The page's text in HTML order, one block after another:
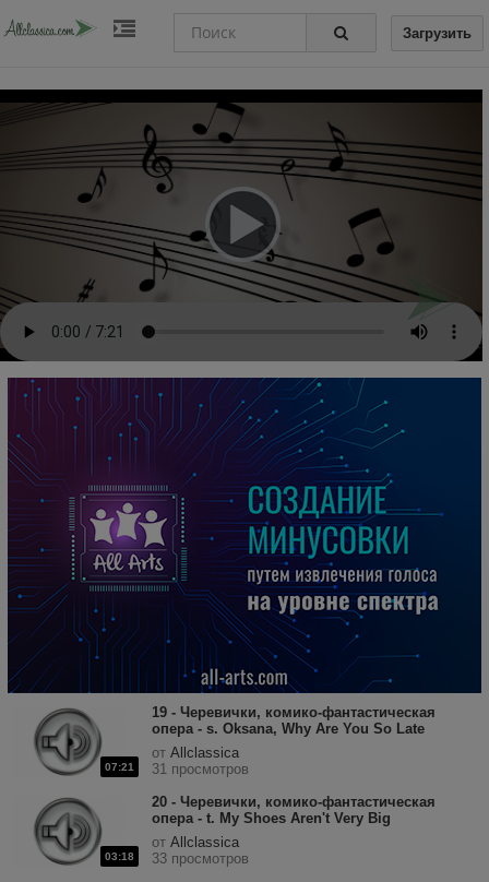
Загрузить
07:21
19 - Черевички, комико-фантастическая
опера - s. Oksana, Why Are You So Late
(Chorus).mp3
от Allclassica
31 просмотров
03:18
20 - Черевички, комико-фантастическая
опера - t. My Shoes Aren't Very Big
(Oksana).mp3
от Allclassica
33 просмотров